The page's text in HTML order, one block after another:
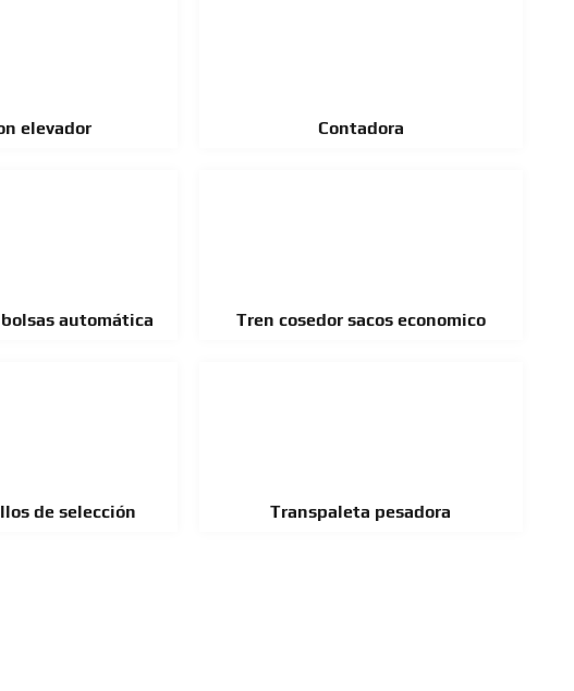
elevador Contadora
automática Tren cosedor sacos economico
de selección Transpaleta pesadora